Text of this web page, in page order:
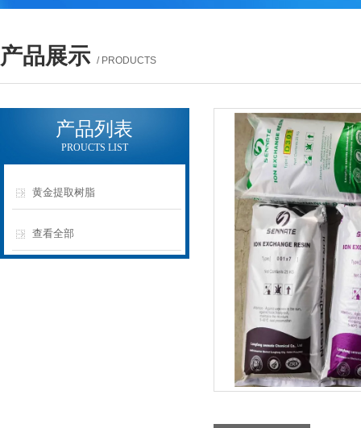
产品展示 / PRODUCTS
产品列表
PROUCTS LIST
黄金提取树脂
查看全部